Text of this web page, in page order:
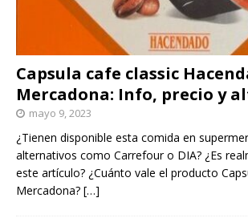
Capsula cafe classic
Mercadona: Info, precio y
mayo 9, 2023
¿Tienen disponible esta comida en
alternativos como Carrefour o DIA? ¿Es
este artículo? ¿Cuánto vale el producto
Mercadona? […]